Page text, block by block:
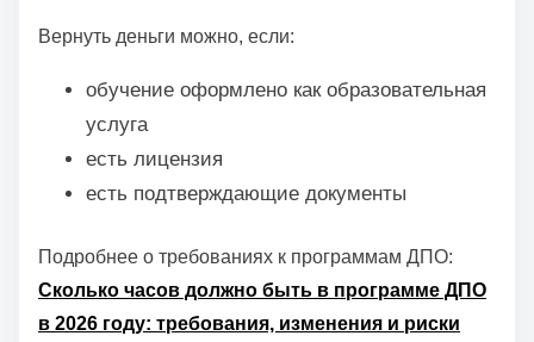
Вернуть деньги можно, если:
обучение оформлено как образовательная
услуга
есть лицензия
есть подтверждающие документы
Подробнее о требованиях к программам ДПО:
Сколько часов должно быть в программе ДПО
в 2026 году: требования, изменения и риски